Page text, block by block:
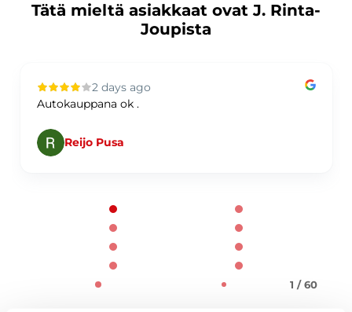
Tätä mieltä asiakkaat ovat J. Rinta-
Joupista
2 days ago
Autokauppana ok .
Reijo Pusa
1 / 60